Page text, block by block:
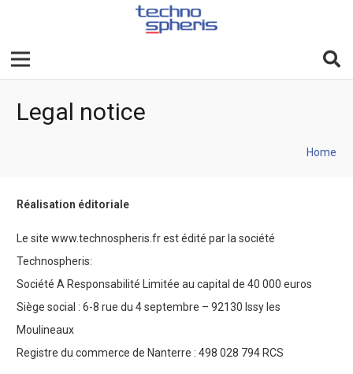
Legal notice
Home
Réalisation éditoriale
Le site www.technospheris.fr est édité par la société
Technospheris:
Société A Responsabilité Limitée au capital de 40 000 euros
Siège social : 6-8 rue du 4 septembre – 92130 Issy les
Moulineaux
Registre du commerce de Nanterre : 498 028 794 RCS